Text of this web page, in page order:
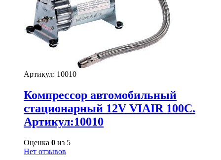
Артикул: 10010
Компрессор автомобильный
стационарный 12V VIAIR 100C.
Артикул:10010
Оценка 0 из 5
Нет отзывов